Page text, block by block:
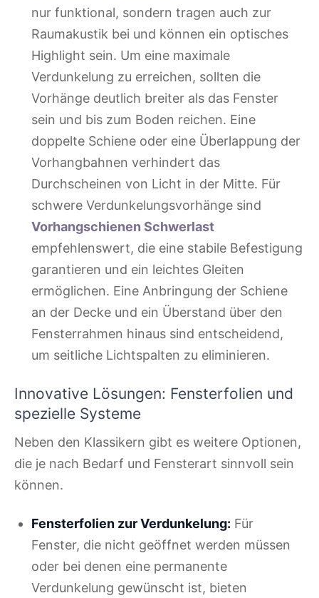
nur funktional, sondern tragen auch zur
Raumakustik bei und können ein optisches
Highlight sein. Um eine maximale
Verdunkelung zu erreichen, sollten die
Vorhänge deutlich breiter als das Fenster
sein und bis zum Boden reichen. Eine
doppelte Schiene oder eine Überlappung der
Vorhangbahnen verhindert das
Durchscheinen von Licht in der Mitte. Für
schwere Verdunkelungsvorhänge sind
Vorhangschienen Schwerlast
empfehlenswert, die eine stabile Befestigung
garantieren und ein leichtes Gleiten
ermöglichen. Eine Anbringung der Schiene
an der Decke und ein Überstand über den
Fensterrahmen hinaus sind entscheidend,
um seitliche Lichtspalten zu eliminieren.
Innovative Lösungen: Fensterfolien und
spezielle Systeme
Neben den Klassikern gibt es weitere Optionen,
die je nach Bedarf und Fensterart sinnvoll sein
können.
Fensterfolien zur Verdunkelung: Für
Fenster, die nicht geöffnet werden müssen
oder bei denen eine permanente
Verdunkelung gewünscht ist, bieten